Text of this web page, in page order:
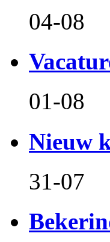
04-08
01-08
Nieuw
31-07